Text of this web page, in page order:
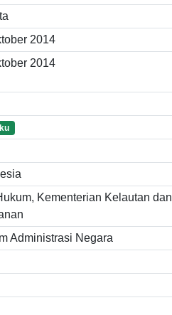
2014
2014
Kementerian Kelautan dan
Administrasi Negara